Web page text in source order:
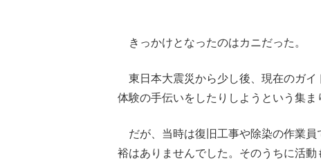
きっかけとなったのはカニだった。
東日本大震災から少し後、現在のガイ
体験の手伝いをしたりしようという集ま
だが、当時は復旧工事や除染の作業員
裕はありませんでした。そのうちに活動